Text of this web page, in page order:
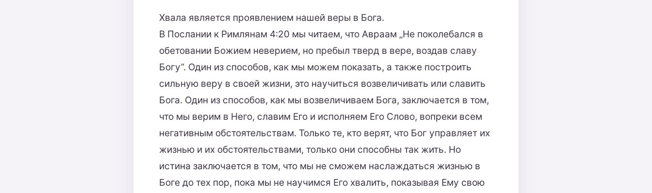
Хвала является проявлением нашей веры в Бога.
В Послании к Римлянам 4:20 мы читаем, что Авраам „Не поколебался в
обетовании Божием неверием, но пребыл тверд в вере, воздав славу
Богу”. Один из способов, как мы можем показать, а также построить
сильную веру в своей жизни, это научиться возвеличивать или славить
Бога. Один из способов, как мы возвеличиваем Бога, заключается в том,
что мы верим в Него, славим Его и исполняем Его Слово, вопреки всем
негативным обстоятельствам. Только те, кто верят, что Бог управляет их
жизнью и их обстоятельствами, только они способны так жить. Но
истина заключается в том, что мы не сможем наслаждаться жизнью в
Боге до тех пор, пока мы не научимся Его хвалить, показывая Ему свою